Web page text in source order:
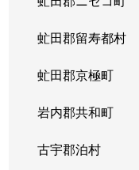
虻田郡留寿都村
虻田郡京極町
岩内郡共和町
古宇郡泊村